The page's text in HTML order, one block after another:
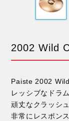
2002 Wild
Paiste 2002
レッシブなドラ
頑丈なクラッシ
非常にレスポン